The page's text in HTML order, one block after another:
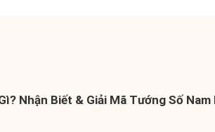
Nhận Biết & Giải Mã Tướng Số Nam